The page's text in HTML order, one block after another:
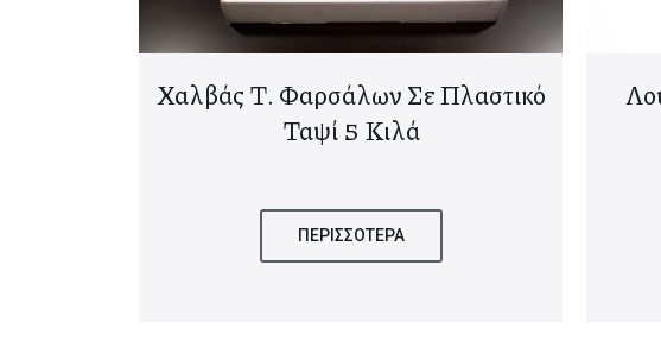
Χαλβάς Τ. Φαρσάλων Σε Πλαστικό
Ταψί 5 Κιλά
ΠΕΡΙΣΣΟΤΕΡΑ